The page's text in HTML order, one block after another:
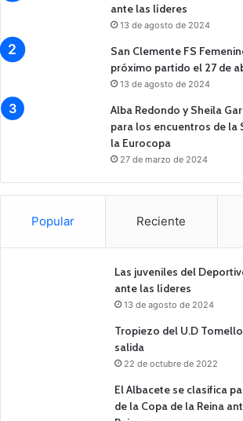
ante las líderes
13 de agosto de 2024
San Clemente FS
próximo partido el 27 de
13 de agosto de 2024
Alba Redondo y Sheila
para los encuentros de la
la Eurocopa
27 de marzo de 2024
Popular Reciente
Las juveniles del
ante las líderes
13 de agosto de 2024
Tropiezo del U.D
salida
22 de octubre de 2022
El Albacete se clasifica
de la Copa de la Reina